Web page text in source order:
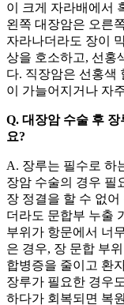
이 크게 자라배에서
왼쪽 대장암은 오른
자라나더라도 장이
상을 호소하고, 선홍
다. 직장암은 선홍색
이 가늘어지거나 자
Q. 대장암 수술 후
요?
A. 장루는 필수로 하
장암 수술의 경우 필
장 정결을 할 수 없
더라도 문합부 누출
부위가 항문에서 너
은 경우, 장 문합 부
합병증을 줄이고 환
장루가 필요한 경우
하다가 회복되면 복